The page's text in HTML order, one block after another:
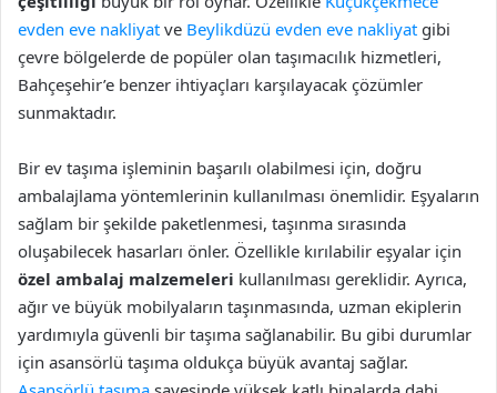
evden eve nakliyat ve Beylikdüzü evden eve nakliyat gibi
çevre bölgelerde de popüler olan taşımacılık hizmetleri,
Bahçeşehir’e benzer ihtiyaçları karşılayacak çözümler
sunmaktadır.
Bir ev taşıma işleminin başarılı olabilmesi için, doğru
ambalajlama yöntemlerinin kullanılması önemlidir. Eşyaların
sağlam bir şekilde paketlenmesi, taşınma sırasında
oluşabilecek hasarları önler. Özellikle kırılabilir eşyalar için
özel ambalaj malzemeleri kullanılması gereklidir. Ayrıca,
ağır ve büyük mobilyaların taşınmasında, uzman ekiplerin
yardımıyla güvenli bir taşıma sağlanabilir. Bu gibi durumlar
için asansörlü taşıma oldukça büyük avantaj sağlar.